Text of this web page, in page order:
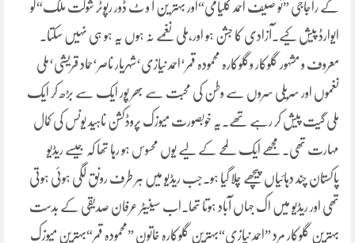
کے راجاجی ”تو صیف احمد کلیامی“اور بہتر ین آ و ٹ ڈور رپوٹر شوکت ملک“کو
ایوارڈ پیش کیے۔آزادی کا جشن ہو اور،ملی نغمے نہ ہوں یہ ہو ہی نہیں سکتا۔
معروف و مشہور گلوکار وگلوکارہ محمودہ قمر‘احمد نیازی‘شہریار ناصر‘حماد قریشی‘ملی
نغموں اور سریلی سروں سے وطن کی محبت سے بھر پور ایک سے بڑھ کر ایک
ملی گیت پیش کر رہے تھے۔یہ خوبصورت میوزک پروڈکشن ناہید یونس کی کمال
مہارت تھی۔مجھے ایک لمحے کے لیے یوں محسوس ہو رہا تھا کہ جیسے ریڈیو
پاکستان چند دہائیاں پیچھے چلا گیا ہو۔جب ریڈیو میں ہر طرف رونق لگی ہوئی ہوتی
تھی اور ریڈیو میں اک جہاں آباد ہوتا تھا۔اب سینیٹر عرفان صدیقی کے بدست
بہترین گلوکار مرد ”احمد نیازی“بہترین گلوکارہ خاتون ”محمودہ قمر“بہترین میوزک